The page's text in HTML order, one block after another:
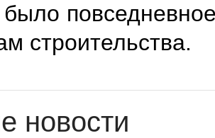
было
строительства.
новости